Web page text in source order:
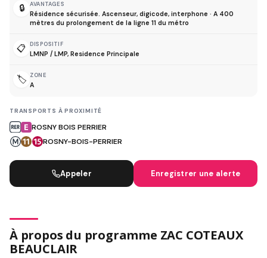
🔒 AVANTAGES
Résidence sécurisée. Ascenseur, digicode, interphone · A 400
mètres du prolongement de la ligne 11 du métro
📋 DISPOSITIF
LMNP / LMP, Residence Principale
🏷️ ZONE
A
TRANSPORTS À PROXIMITÉ
ROSNY BOIS PERRIER
ROSNY-BOIS-PERRIER
Appeler Enregistrer une alerte
À propos du programme ZAC COTEAUX
BEAUCLAIR